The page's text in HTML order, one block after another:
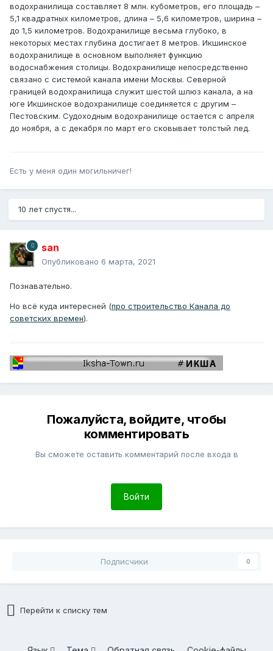
водохранилища составляет 8 млн. кубометров, его площадь –
5,1 квадратных километров, длина – 5,6 километров, ширина –
до 1,5 километров. Водохранилище весьма глубоко, в
некоторых местах глубина достигает 8 метров. Икшинское
водохранилище в основном выполняет функцию
водоснабжения столицы. Водохранилище непосредственно
связано с системой канала имени Москвы. Северной
границей водохранилища служит шестой шлюз канала, а на
юге Икшинское водохранилище соединяется с другим –
Пестовским. Судоходным водохранилище остается с апреля
до ноября, а с декабря по март его сковывает толстый лед.
Есть у меня один могильничег!
10 лет спустя...
san
Опубликовано 6 марта, 2021
Познавательно.
Но всё куда интересней (про строительство Канала до
советских времен).
Пожалуйста, войдите, чтобы
комментировать
Вы сможете оставить комментарий после входа в
Войти
Подписчики 0
Перейти к списку тем